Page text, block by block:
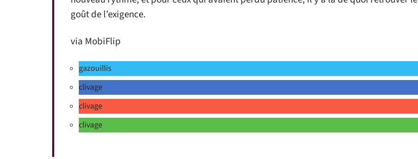
goût de l’exigence.
via MobiFlip
gazouillis
clivage
clivage
clivage